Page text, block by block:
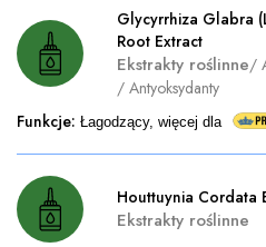
Glycyrrhiza Glabra
Root Extract
Ekstrakty roślinne/
/ Antyoksydanty
Funkcje: Łagodzący, więcej dla
Houttuynia Cordata
Ekstrakty roślinne